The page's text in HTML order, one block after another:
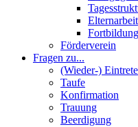
Elternarbeit
Förderverein
Fragen zu...
(Wieder-)
Taufe
Konfirmation
Trauung
Beerdigung